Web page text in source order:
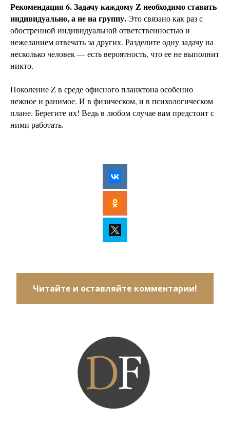
Рекомендация 6. Задачу каждому Z необходимо ставить
индивидуально, а не на группу.Это связано как раз с
обостренной индивидуальной ответственностью и
нежеланием отвечать за других. Разделите одну задачу на
несколько человек — есть вероятность, что ее не выполнит
никто.
Поколение Z в среде офисного планктона особенно
нежное и ранимое. И в физическом, и в психологическом
плане. Берегите их! Ведь в любом случае вам предстоит с
ними работать.
Читайте и оставляйте комментарии!